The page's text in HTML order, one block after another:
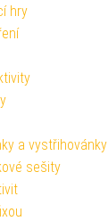
hry
a vystřihovánky
sešity